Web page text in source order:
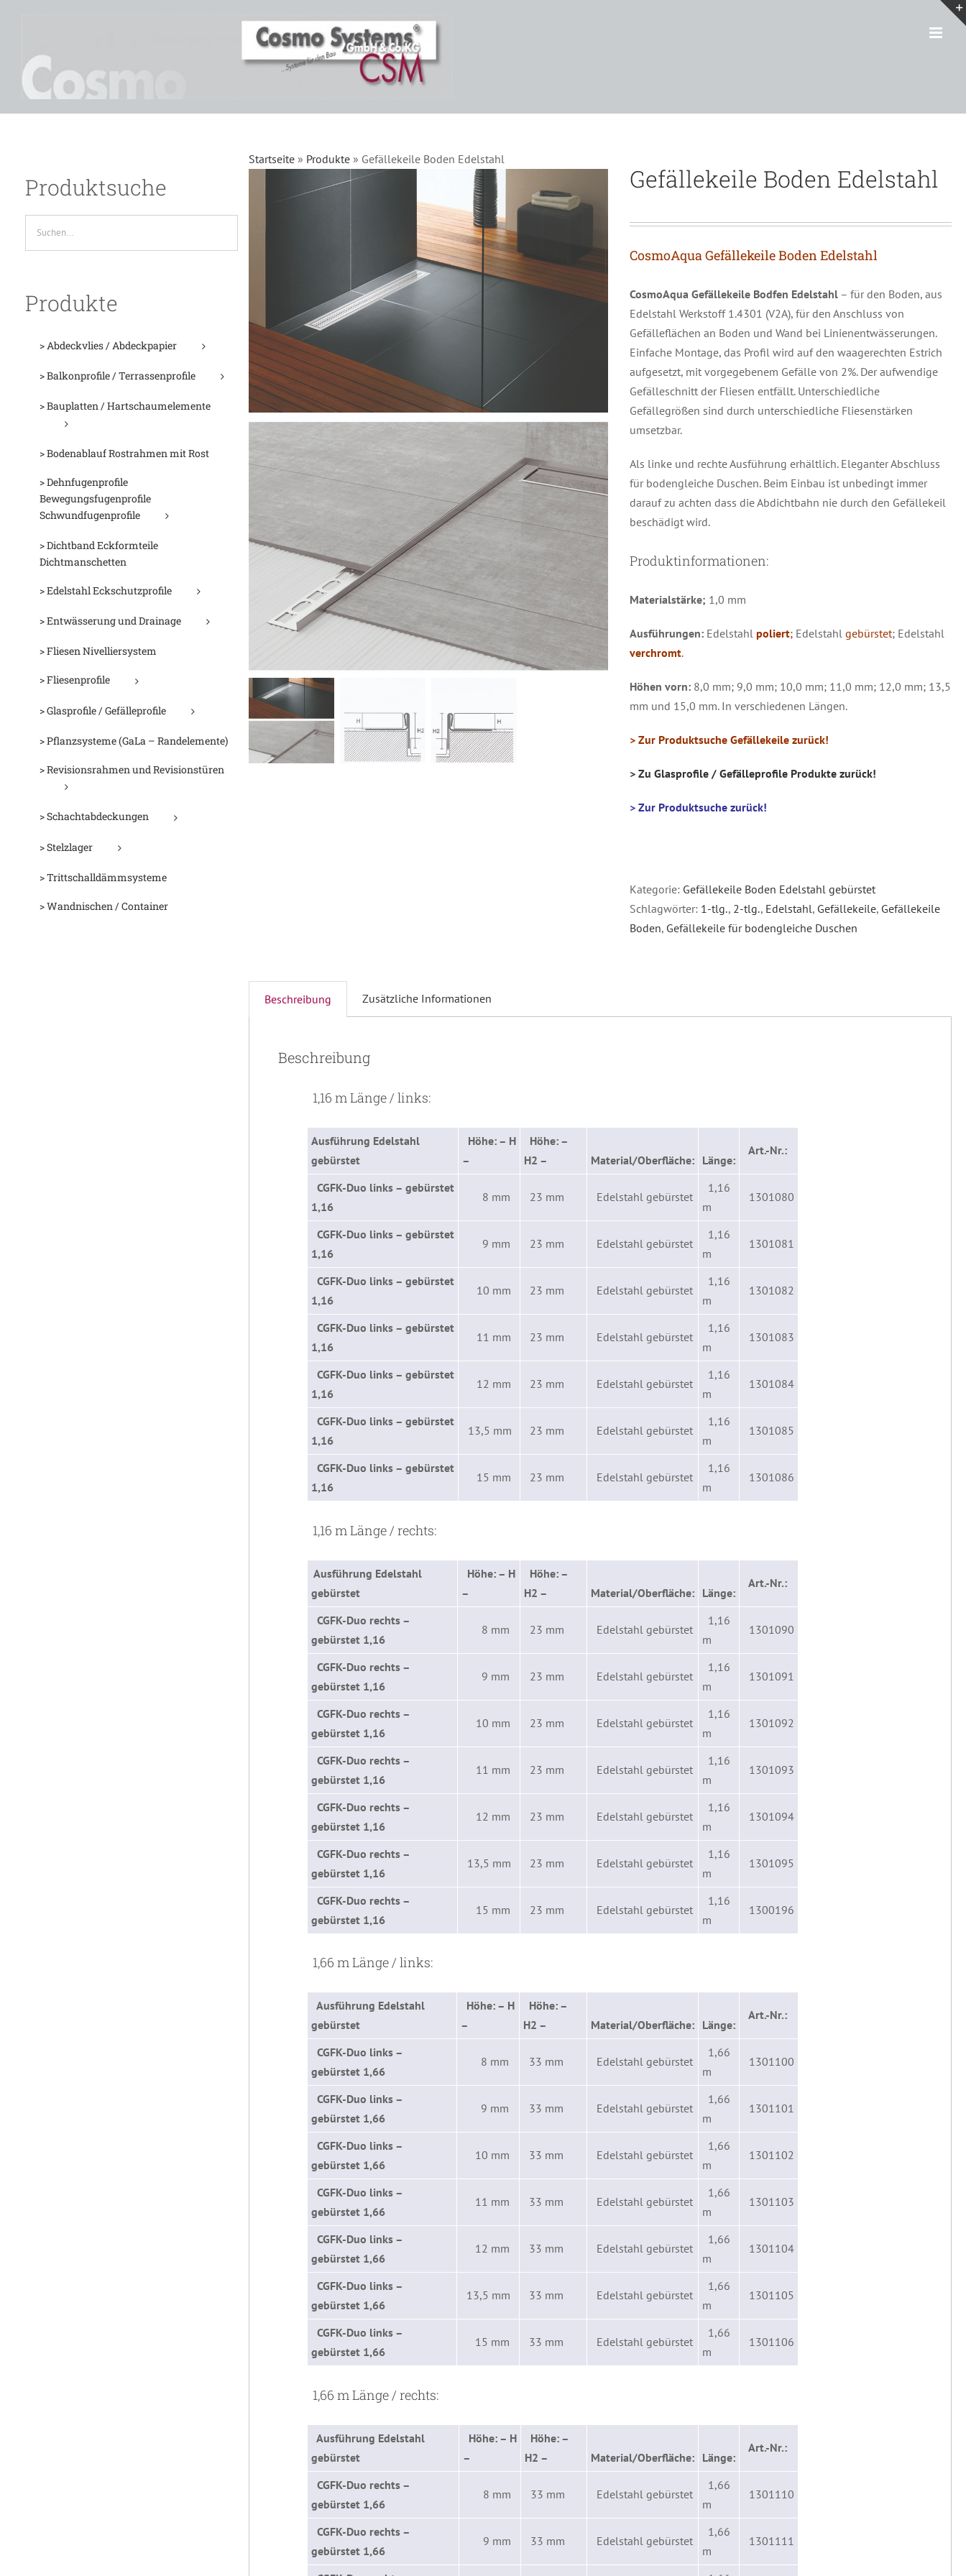
Startseite » Produkte » Gefällekeile Boden Edelstahl
Gefällekeile Boden Edelstahl
CosmoAqua Gefällekeile Boden Edelstahl
CosmoAqua Gefällekeile Bodfen Edelstahl – für den Boden, aus
Edelstahl Werkstoff 1.4301 (V2A), für den Anschluss von
Gefälleflächen an Boden und Wand bei Linienentwässerungen.
Einfache Montage, das Profil wird auf den waagerechten Estrich
aufgesetzt, mit vorgegebenem Gefälle von 2%. Der aufwendige
Gefälleschnitt der Fliesen entfällt. Unterschiedliche
Gefällegrößen sind durch unterschiedliche Fliesenstärken
umsetzbar.
Als linke und rechte Ausführung erhältlich. Eleganter Abschluss
für bodengleiche Duschen. Beim Einbau ist unbedingt immer
darauf zu achten dass die Abdichtbahn nie durch den Gefällekeil
beschädigt wird.
Produktinformationen:
Materialstärke; 1,0 mm
Ausführungen: Edelstahl poliert; Edelstahl gebürstet; Edelstahl
verchromt.
Höhen vorn: 8,0 mm; 9,0 mm; 10,0 mm; 11,0 mm; 12,0 mm; 13,5
mm und 15,0 mm. In verschiedenen Längen.
> Zur Produktsuche Gefällekeile zurück!
> Zu Glasprofile / Gefälleprofile Produkte zurück!
> Zur Produktsuche zurück!
Kategorie: Gefällekeile Boden Edelstahl gebürstet
Schlagwörter: 1-tlg., 2-tlg., Edelstahl, Gefällekeile, Gefällekeile
Boden, Gefällekeile für bodengleiche Duschen
Beschreibung Zusätzliche Informationen
Beschreibung
1,16 m Länge / links:
Ausführung Edelstahl
gebürstet
Höhe: – H
–
Höhe: –
H2 –
Material/Oberfläche: Länge:
Art.-Nr.:
CGFK-Duo links – gebürstet
1,16
8 mm 23 mm Edelstahl gebürstet
1,16
m
1301080
CGFK-Duo links – gebürstet
1,16
9 mm 23 mm Edelstahl gebürstet
1,16
m
1301081
CGFK-Duo links – gebürstet
1,16
10 mm 23 mm Edelstahl gebürstet
1,16
m
1301082
CGFK-Duo links – gebürstet
1,16
11 mm 23 mm Edelstahl gebürstet
1,16
m
1301083
CGFK-Duo links – gebürstet
1,16
12 mm 23 mm Edelstahl gebürstet
1,16
m
1301084
CGFK-Duo links – gebürstet
1,16
13,5 mm 23 mm Edelstahl gebürstet
1,16
m
1301085
CGFK-Duo links – gebürstet
1,16
15 mm 23 mm Edelstahl gebürstet
1,16
m
1301086
1,16 m Länge / rechts:
Ausführung Edelstahl
gebürstet
Höhe: – H
–
Höhe: –
H2 –
Material/Oberfläche: Länge:
Art.-Nr.:
CGFK-Duo rechts –
gebürstet 1,16
8 mm 23 mm Edelstahl gebürstet
1,16
m
1301090
CGFK-Duo rechts –
gebürstet 1,16
9 mm 23 mm Edelstahl gebürstet
1,16
m
1301091
CGFK-Duo rechts –
gebürstet 1,16
10 mm 23 mm Edelstahl gebürstet
1,16
m
1301092
CGFK-Duo rechts –
gebürstet 1,16
11 mm 23 mm Edelstahl gebürstet
1,16
m
1301093
CGFK-Duo rechts –
gebürstet 1,16
12 mm 23 mm Edelstahl gebürstet
1,16
m
1301094
CGFK-Duo rechts –
gebürstet 1,16
13,5 mm 23 mm Edelstahl gebürstet
1,16
m
1301095
CGFK-Duo rechts –
gebürstet 1,16
15 mm 23 mm Edelstahl gebürstet
1,16
m
1300196
1,66 m Länge / links:
Ausführung Edelstahl
gebürstet
Höhe: – H
–
Höhe: –
H2 –
Material/Oberfläche: Länge:
Art.-Nr.:
CGFK-Duo links –
gebürstet 1,66
8 mm 33 mm Edelstahl gebürstet
1,66
m
1301100
CGFK-Duo links –
gebürstet 1,66
9 mm 33 mm Edelstahl gebürstet
1,66
m
1301101
CGFK-Duo links –
gebürstet 1,66
10 mm 33 mm Edelstahl gebürstet
1,66
m
1301102
CGFK-Duo links –
gebürstet 1,66
11 mm 33 mm Edelstahl gebürstet
1,66
m
1301103
CGFK-Duo links –
gebürstet 1,66
12 mm 33 mm Edelstahl gebürstet
1,66
m
1301104
CGFK-Duo links –
gebürstet 1,66
13,5 mm 33 mm Edelstahl gebürstet
1,66
m
1301105
CGFK-Duo links –
gebürstet 1,66
15 mm 33 mm Edelstahl gebürstet
1,66
m
1301106
1,66 m Länge / rechts:
Ausführung Edelstahl
gebürstet
Höhe: – H
–
Höhe: –
H2 –
Material/Oberfläche: Länge:
Art.-Nr.:
CGFK-Duo rechts –
gebürstet 1,66
8 mm 33 mm Edelstahl gebürstet
1,66
m
1301110
CGFK-Duo rechts –
gebürstet 1,66
9 mm 33 mm Edelstahl gebürstet
1,66
m
1301111
Produktsuche
Produkte
> Abdeckvlies / Abdeckpapier
> Balkonprofile / Terrassenprofile
> Bauplatten / Hartschaumelemente
> Bodenablauf Rostrahmen mit Rost
> Dehnfugenprofile
Bewegungsfugenprofile
Schwundfugenprofile
> Dichtband Eckformteile
Dichtmanschetten
> Edelstahl Eckschutzprofile
> Entwässerung und Drainage
> Fliesen Nivelliersystem
> Fliesenprofile
> Glasprofile / Gefälleprofile
> Pflanzsysteme (GaLa – Randelemente)
> Revisionsrahmen und Revisionstüren
> Schachtabdeckungen
> Stelzlager
> Trittschalldämmsysteme
> Wandnischen / Container